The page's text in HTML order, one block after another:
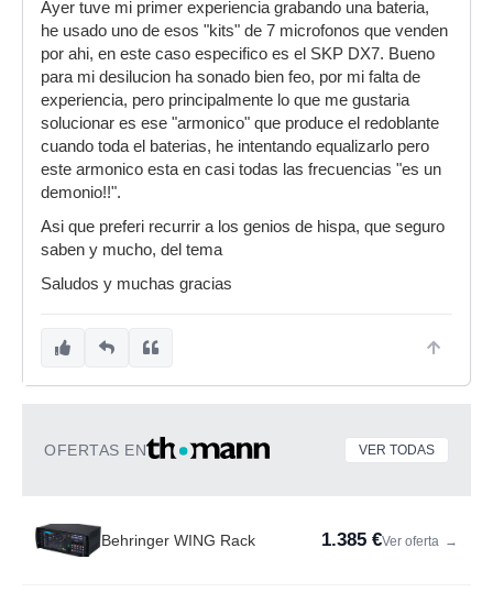
Ayer tuve mi primer experiencia grabando una bateria,
he usado uno de esos "kits" de 7 microfonos que venden
por ahi, en este caso especifico es el SKP DX7. Bueno
para mi desilucion ha sonado bien feo, por mi falta de
experiencia, pero principalmente lo que me gustaria
solucionar es ese "armonico" que produce el redoblante
cuando toda el baterias, he intentando equalizarlo pero
este armonico esta en casi todas las frecuencias "es un
demonio!!".
Asi que preferi recurrir a los genios de hispa, que seguro
saben y mucho, del tema
Saludos y muchas gracias
OFERTAS EN VER TODAS
Behringer WING Rack 1.385 €Ver oferta →